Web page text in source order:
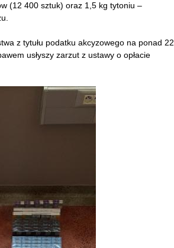
(12 400 sztuk) oraz 1,5 kg tytoniu –
z tytułu podatku akcyzowego na ponad 22
usłyszy zarzut z ustawy o opłacie